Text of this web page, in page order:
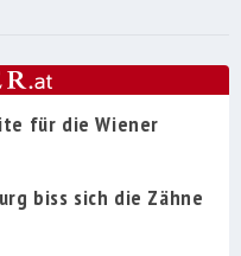
für die Wiener
biss sich die Zähne